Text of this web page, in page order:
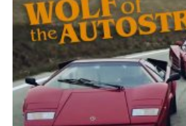
a
r
c
h
f
o
: